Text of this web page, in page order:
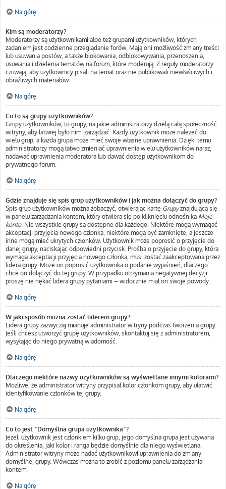
Na górę
Kim są moderatorzy?
Moderatorzy są użytkownikami albo też grupami użytkowników, których
zadaniem jest codzienne przeglądanie forów. Mają oni możliwość zmiany treści
lub usuwania postów, a także blokowania, odblokowywania, przenoszenia,
usuwania i dzielenia tematów na forum, które moderują. Z reguły moderatorzy
czuwają, aby użytkownicy pisali na temat oraz nie publikowali niewłaściwych i
obraźliwych materiałów.
Na górę
Co to są grupy użytkowników?
Grupy użytkowników, to grupy, na jakie administratorzy dzielą całą społeczność
witryny, aby łatwiej było nimi zarządzać. Każdy użytkownik może należeć do
wielu grup, a każda grupa może mieć swoje własne uprawnienia. Dzięki temu
administratorzy mogą łatwo zmieniać uprawnienia wielu użytkowników naraz,
nadawać uprawnienia moderatora lub dawać dostęp użytkownikom do
prywatnego forum.
Na górę
Gdzie znajduje się spis grup użytkowników i jak można dołączyć do grupy?
Spis grup użytkowników można zobaczyć, otwierając kartę Grupyznajdującą się
w panelu zarządzania kontem, który otwiera się po kliknięciu odnośnika Moje
konto. Nie wszystkie grupy są dostępne dla każdego. Niektóre mogą wymagać
akceptacji przyjęcia nowego członka, niektóre mogą być zamknięte, a jeszcze
inne mogą mieć ukrytych członków. Użytkownik może poprosić o przyjęcie do
danej grupy, naciskając odpowiedni przycisk. Prośba o przyjęcie do grupy, która
wymaga akceptacji przyjęcia nowego członka, musi zostać zaakceptowana przez
lidera grupy. Może on poprosić użytkownika o podanie wyjaśnień, dlaczego
chce on dołączyć do tej grupy. W przypadku otrzymania negatywnej decyzji
proszę nie nękać lidera grupy pytaniami – widocznie miał on swoje powody.
Na górę
W jaki sposób można zostać liderem grupy?
Lidera grupy zazwyczaj mianuje administrator witryny podczas tworzenia grupy.
Jeśli chcesz utworzyć grupę użytkowników, skontaktuj się z administratorem,
wysyłając do niego prywatną wiadomość.
Na górę
Dlaczego niektóre nazwy użytkowników są wyświetlane innymi kolorami?
Możliwe, że administrator witryny przypisał kolor członkom grupy, aby ułatwić
identyfikowanie członków tej grupy.
Na górę
Co to jest “Domyślna grupa użytkownika”?
Jeżeli użytkownik jest członkiem kilku grup, jego domyślna grupa jest używana
do określenia, jaki kolor i ranga będzie domyślnie dla niego wyświetlana.
Administrator witryny może nadać użytkownikowi uprawnienia do zmiany
domyślnej grupy. Wówczas można to zrobić z poziomu panelu zarządzania
kontem.
Na górę